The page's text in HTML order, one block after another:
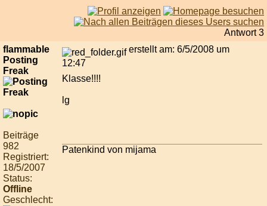
Antwort 3
flammable
Posting
Freak
Beiträge
982
Registriert:
18/5/2007
Status:
Offline
Geschlecht:
erstellt am: 6/5/2008 um
12:47
Klasse!!!!
lg
Patenkind von mijama